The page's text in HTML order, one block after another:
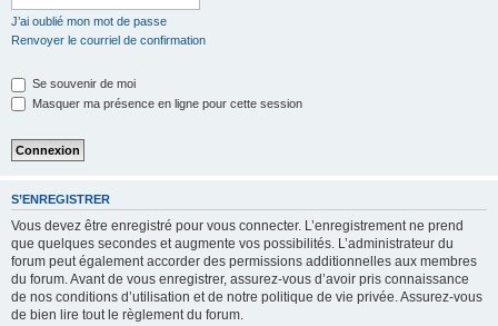
J’ai oublié mon mot de passe
Renvoyer le courriel de confirmation
Se souvenir de moi
Masquer ma présence en ligne pour cette session
S’ENREGISTRER
Vous devez être enregistré pour vous connecter. L’enregistrement ne prend
que quelques secondes et augmente vos possibilités. L’administrateur du
forum peut également accorder des permissions additionnelles aux membres
du forum. Avant de vous enregistrer, assurez-vous d’avoir pris connaissance
de nos conditions d’utilisation et de notre politique de vie privée. Assurez-vous
de bien lire tout le règlement du forum.